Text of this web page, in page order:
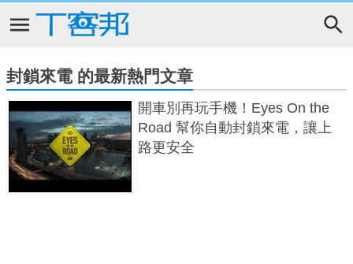
封鎖來電 的最新熱門文章
開車別再玩手機！Eyes On the
Road 幫你自動封鎖來電，讓上
路更安全